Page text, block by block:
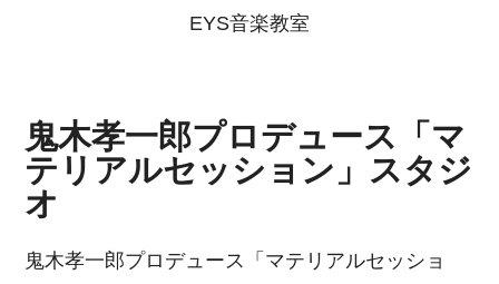
EYS音楽教室
鬼木孝一郎プロデュース「マ
テリアルセッション」スタジ
オ
鬼木孝一郎プロデュース「マテリアルセッショ